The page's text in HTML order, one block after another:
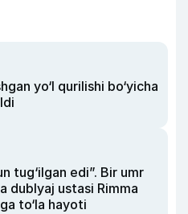
yo‘l qurilishi bo‘yicha
tug‘ilgan edi”. Bir umr
dublyaj ustasi Rimma
to‘la hayoti